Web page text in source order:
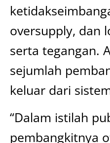
oversupply, dan
serta tegangan.
sejumlah
keluar dari
“Dalam istilah
pembangkitnya